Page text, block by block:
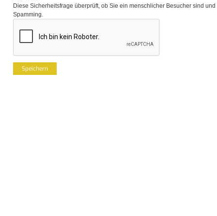
Diese Sicherheitsfrage überprüft, ob Sie ein menschlicher Besucher sind
Spamming.